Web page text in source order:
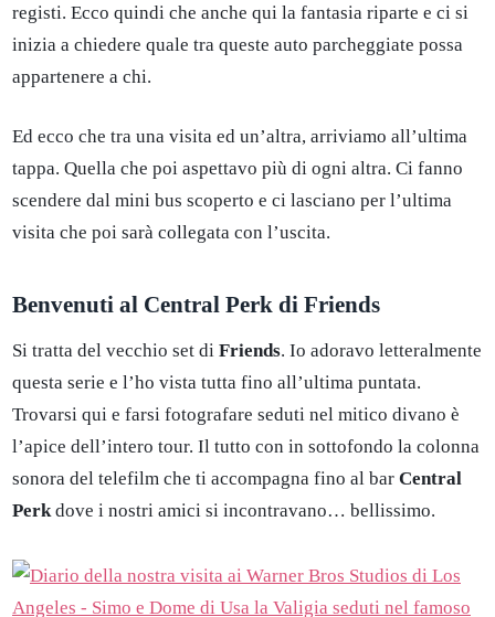
registi. Ecco quindi che anche qui la fantasia riparte e ci si
inizia a chiedere quale tra queste auto parcheggiate possa
appartenere a chi.
Ed ecco che tra una visita ed un’altra, arriviamo all’ultima
tappa. Quella che poi aspettavo più di ogni altra. Ci fanno
scendere dal mini bus scoperto e ci lasciano per l’ultima
visita che poi sarà collegata con l’uscita.
Benvenuti al Central Perk di Friends
Si tratta del vecchio set di Friends. Io adoravo letteralmente
questa serie e l’ho vista tutta fino all’ultima puntata.
Trovarsi qui e farsi fotografare seduti nel mitico divano è
l’apice dell’intero tour. Il tutto con in sottofondo la colonna
sonora del telefilm che ti accompagna fino al bar Central
Perk dove i nostri amici si incontravano… bellissimo.